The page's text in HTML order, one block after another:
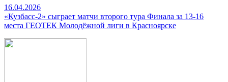
16.04.2026
«Кузбасс-2» сыграет матчи второго тура Финала за 13-16
места ГЕОТЕК Молодёжной лиги в Красноярске